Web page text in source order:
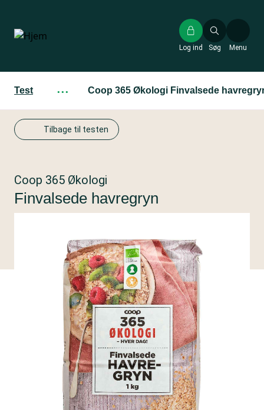
hovedindhold
Søg
Log ind Menu
Test ··· Coop 365 Økologi Finvalsede
Tilbage til testen
Coop 365 Økologi
Finvalsede havregryn